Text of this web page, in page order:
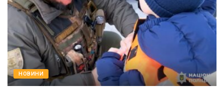
НОВИНИ